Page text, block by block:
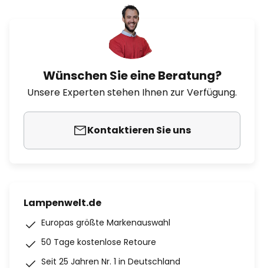
Wünschen Sie eine Beratung?
Unsere Experten stehen Ihnen zur Verfügung.
Kontaktieren Sie uns
Lampenwelt.de
Europas größte Markenauswahl
50 Tage kostenlose Retoure
Seit 25 Jahren Nr. 1 in Deutschland